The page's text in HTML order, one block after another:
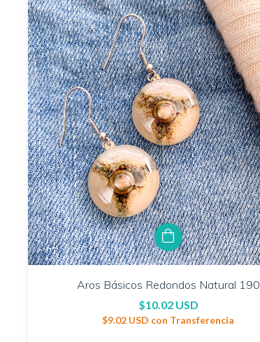
Aros Básicos Redondos Natural 190
$10.02 USD
$9.02 USD con Transferencia